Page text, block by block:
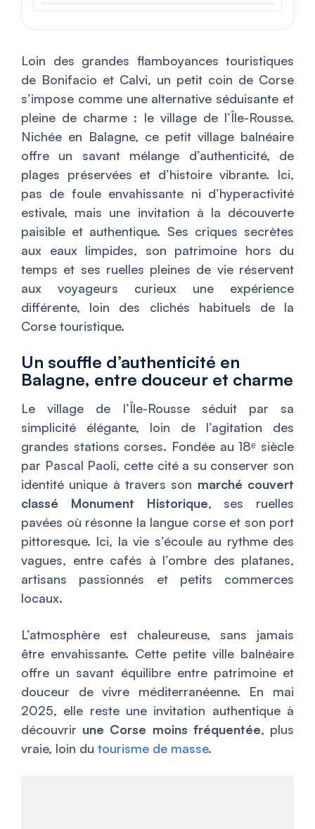
Loin des grandes flamboyances touristiques
de Bonifacio et Calvi, un petit coin de Corse
s’impose comme une alternative séduisante et
pleine de charme : le village de l’Île-Rousse.
Nichée en Balagne, ce petit village balnéaire
offre un savant mélange d’authenticité, de
plages préservées et d’histoire vibrante. Ici,
pas de foule envahissante ni d’hyperactivité
estivale, mais une invitation à la découverte
paisible et authentique. Ses criques secrètes
aux eaux limpides, son patrimoine hors du
temps et ses ruelles pleines de vie réservent
aux voyageurs curieux une expérience
différente, loin des clichés habituels de la
Corse touristique.
Un souffle d’authenticité en
Balagne, entre douceur et charme
Le village de l’Île-Rousse séduit par sa
simplicité élégante, loin de l’agitation des
grandes stations corses. Fondée au 18ᵉ siècle
par Pascal Paoli, cette cité a su conserver son
identité unique à travers son marché couvert
classé Monument Historique, ses ruelles
pavées où résonne la langue corse et son port
pittoresque. Ici, la vie s’écoule au rythme des
vagues, entre cafés à l’ombre des platanes,
artisans passionnés et petits commerces
locaux.
L’atmosphère est chaleureuse, sans jamais
être envahissante. Cette petite ville balnéaire
offre un savant équilibre entre patrimoine et
douceur de vivre méditerranéenne. En mai
2025, elle reste une invitation authentique à
découvrir une Corse moins fréquentée, plus
vraie, loin du tourisme de masse.